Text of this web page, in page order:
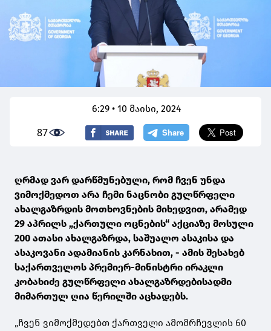
6:29 • 10 მაისი, 2024
87
ღრმად ვარ დარწმუნებული, რომ ჩვენ უნდა
ვიმოქმედოთ არა ჩემი ნაცნობი გულწრფელი
ახალგაზრდის მოთხოვნების მიხედვით, არამედ
29 აპრილს „ქართული ოცნების“ აქციაზე მოსული
200 ათასი ახალგაზრდა, საშუალო ასაკისა და
ასაკოვანი ადამიანის კარნახით, - ამის შესახებ
საქართველოს პრემიერ-მინისტრი ირაკლი
კობახიძე გულწრფელი ახალგაზრდებისადმი
მიმართულ ღია წერილში აცხადებს.
„ჩვენ ვიმოქმედებთ ქართველი ამომრჩევლის 60